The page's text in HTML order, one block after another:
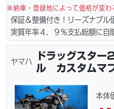
※納車・登録地によって価格が変わ
保証＆整備付き！リーズナブル
実質年率４．９％支払総額に自
どこでも１万円〜4.5万円にて
港止めになります）。☆盗難保
ド各種取り扱ってます。仕様変
てます。当社ホームページにて
ヤマハ
ドラッグスタ
ル カスタムマ
本体